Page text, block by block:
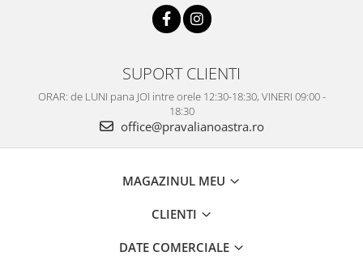
SUPORT CLIENTI
ORAR: de LUNI pana JOI intre orele 12:30-18:30, VINERI 09:00 -
18:30
office@pravalianoastra.ro
MAGAZINUL MEU
CLIENTI
DATE COMERCIALE